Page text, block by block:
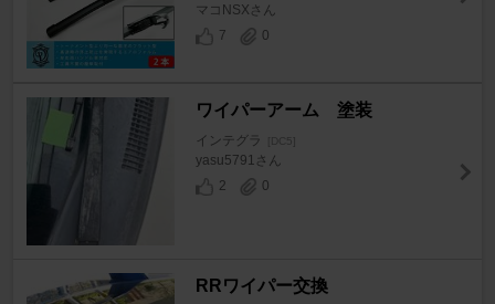
マコNSXさん
7
0
ワイパーアーム 塗装
インテグラ [DC5]
yasu5791さん
2
0
RRワイパー交換